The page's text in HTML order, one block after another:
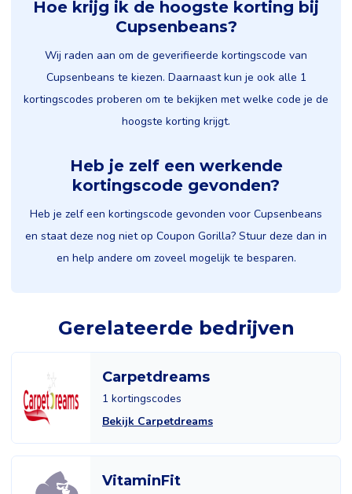
Hoe krijg ik de hoogste korting bij
Cupsenbeans?
Wij raden aan om de geverifieerde kortingscode van
Cupsenbeans te kiezen. Daarnaast kun je ook alle 1
kortingscodes proberen om te bekijken met welke code je de
hoogste korting krijgt.
Heb je zelf een werkende
kortingscode gevonden?
Heb je zelf een kortingscode gevonden voor Cupsenbeans
en staat deze nog niet op Coupon Gorilla? Stuur deze dan in
en help andere om zoveel mogelijk te besparen.
Gerelateerde bedrijven
Carpetdreams
1 kortingscodes
Bekijk Carpetdreams
VitaminFit